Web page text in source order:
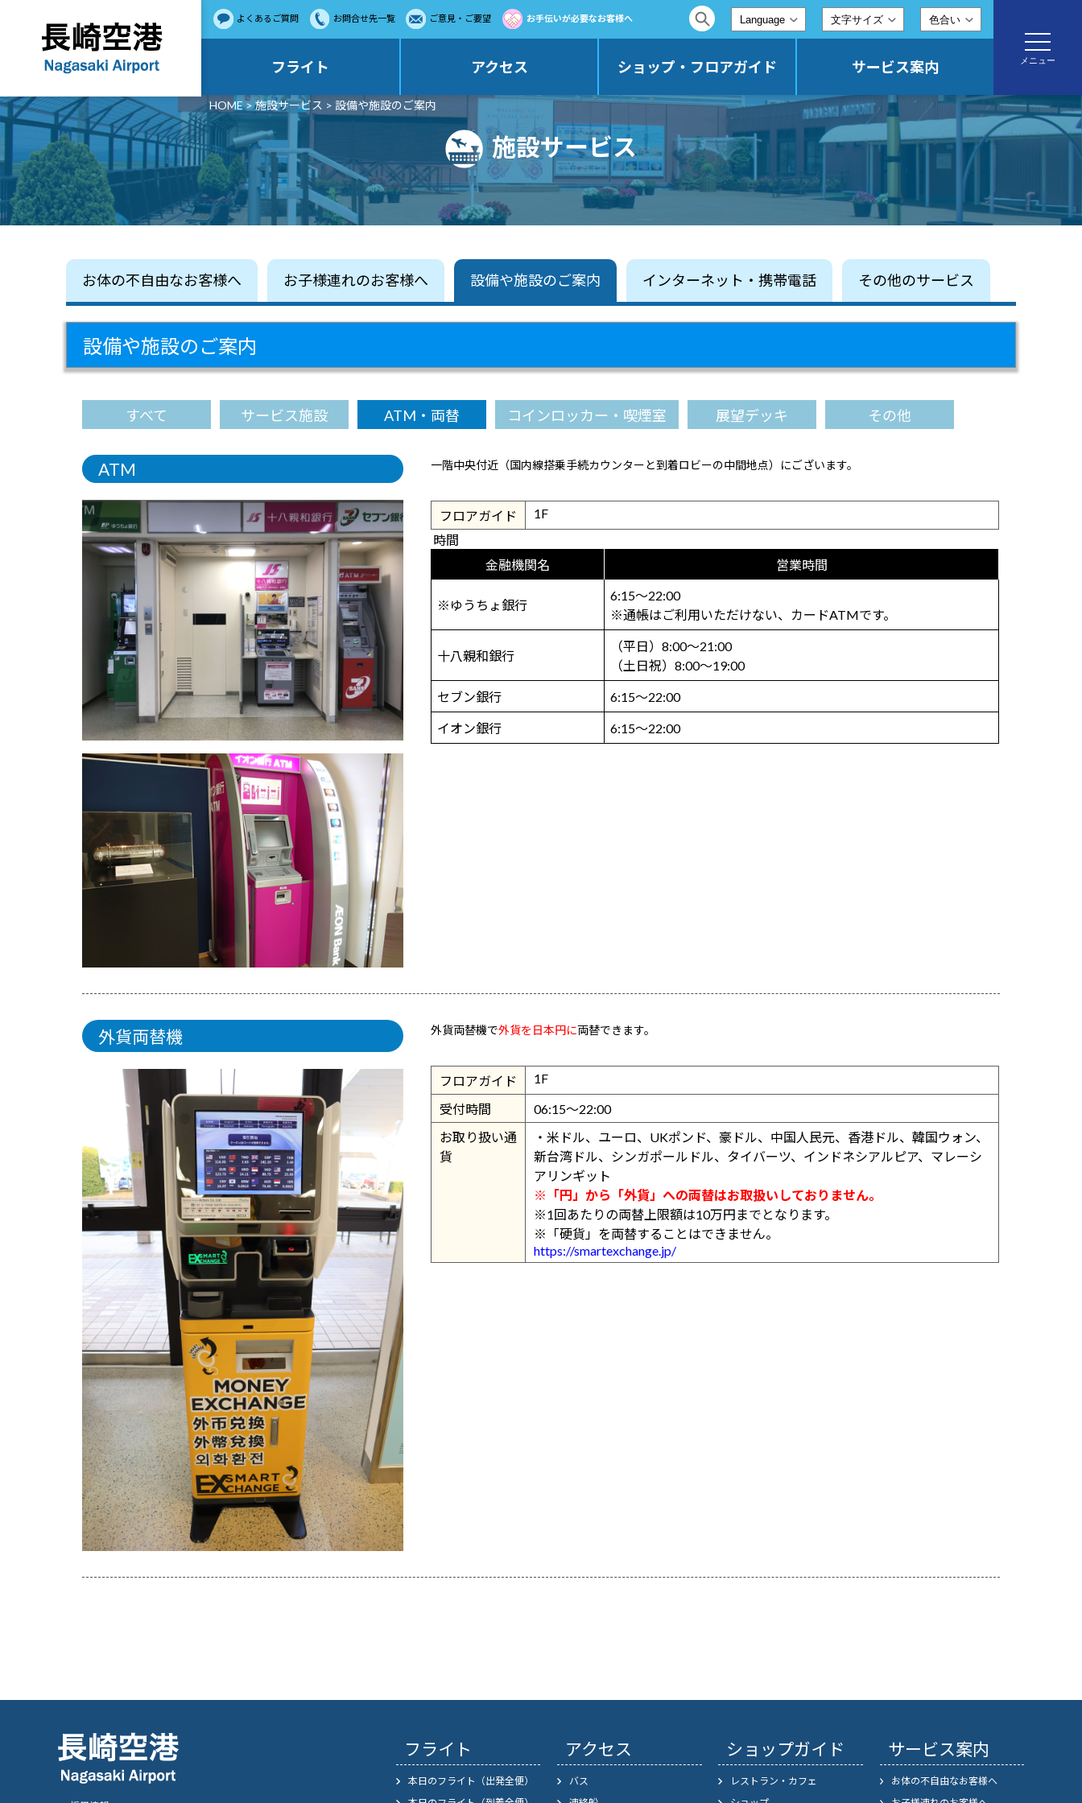
よくあるご質問 お問合せ先一覧 ご意見・ご要望 お手伝いが必要なお客様へ 文字サイズ 色合い
フライト アクセス ショップ・フロアガイド サービス案内
toggle
メニュー
施設サービス
HOME>施設サービス > 設備や施設のご案内
お体の不自由なお客様へ お子様連れのお客様へ 設備や施設のご案内 インターネット・携帯電話 その他のサービス
設備や施設のご案内
すべて サービス施設 ATM・両替 コインロッカー・喫煙室 展望デッキ その他
ATM 一階中央付近（国内線搭乗手続カウンターと到着ロビーの中間地点）にございます。
フロアガイド
1F
時間
金融機関名
営業時間
※ゆうちょ銀行
6:15～22:00
※通帳はご利用いただけない、カードATMです。
十八親和銀行
（平日）8:00～21:00
（土日祝）8:00～19:00
セブン銀行 6:15～22:00
イオン銀行 6:15～22:00
外貨両替機 外貨両替機で外貨を日本円に両替できます。
フロアガイド
1F
受付時間
06:15～22:00
お取り扱い通
貨
・米ドル、ユーロ、UKポンド、豪ドル、中国人民元、香港ドル、韓国ウォン、
新台湾ドル、シンガポールドル、タイバーツ、インドネシアルピア、マレーシ
アリンギット
※「円」から「外貨」への両替はお取扱いしておりません。
※1回あたりの両替上限額は10万円までとなります。
※「硬貨」を両替することはできません。
https://smartexchange.jp/
フライト
本日のフライト（出発全便）
アクセス
バス
ショップガイド
レストラン・カフェ
サービス案内
お体の不自由なお客様へ